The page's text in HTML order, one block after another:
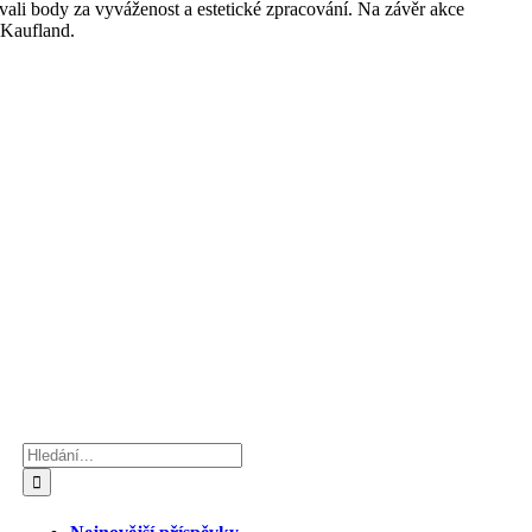
body za vyváženost a estetické zpracování. Na závěr akce
Hledat: